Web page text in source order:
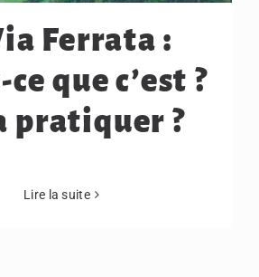
Ferrata :
que c’est ?
pratiquer ?
Lire la suite